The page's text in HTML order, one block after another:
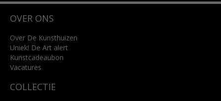
4818 SB Breda
info@kunsthuisbreda.nl
Lees meer
OVER ONS
Over De Kunsthuizen
Uniek! De Art alert
Kunstcadeaubon
Vacatures
COLLECTIE